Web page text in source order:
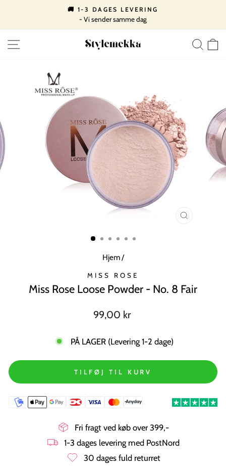
indhold
Pause
🚚 1-3 DAGES LEVERING
- Vi sender samme dag
SIDE NAVIGATION
LUK
Hjem/
MISS ROSE
Miss Rose Loose Powder - No. 8 Fair
Normal
99,00 kr
PÅ LAGER (Levering 1-2 dage)
TILFØJ TIL KURV
Fri fragt ved køb over 399,-
1-3 dages levering med PostNord
30 dages fuld returret